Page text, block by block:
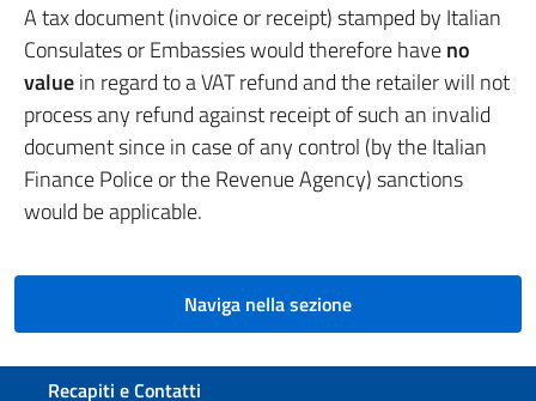
A tax document (invoice or receipt) stamped by Italian
Consulates or Embassies would therefore haveno
valuein regard to a VAT refund and the retailer will not
process any refund against receipt of such an invalid
document since in case of any control (by the Italian
Finance Police or the Revenue Agency) sanctions
would be applicable.
Naviga nella sezione
Sezione footer
Recapiti e Contatti